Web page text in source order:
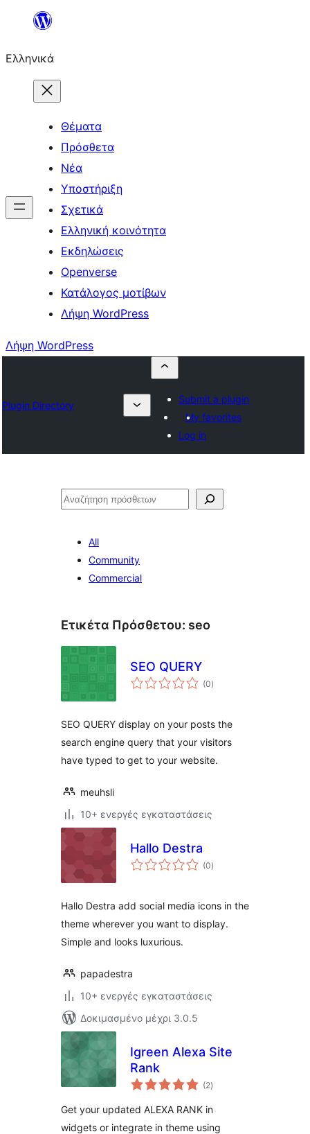
Μετάβαση
περιεχόμενο
Ελληνικά
Θέματα
Πρόσθετα
Νέα
Υποστήριξη
Σχετικά
Ελληνική κοινότητα
Εκδηλώσεις
Openverse
Κατάλογος μοτίβων
Λήψη WordPress
Λήψη WordPress
Plugin Directory
Submit a plugin
My favorites
Log in
Αναζήτηση
All
Community
Commercial
Ετικέτα Πρόσθετου: seo
SEO QUERY
(0αξιολογήσεις
σύνολο
)
SEO QUERY display on your posts the
search engine query that your visitors
have typed to get to your website.
meuhsli
10+ ενεργές εγκαταστάσεις
Hallo Destra
(0αξιολογήσεις
σύνολο
)
Hallo Destra add social media icons in the
theme wherever you want to display.
Simple and looks luxurious.
papadestra
10+ ενεργές εγκαταστάσεις
Δοκιμασμένο μέχρι 3.0.5
Igreen Alexa Site
Rank
(2αξιολογήσεις
σύνολο
)
Get your updated ALEXA RANK in
widgets or integrate in theme using